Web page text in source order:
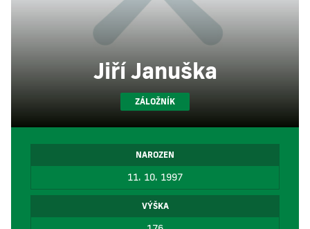
Jiří Januška
ZÁLOŽNÍK
NAROZEN
11. 10. 1997
VÝŠKA